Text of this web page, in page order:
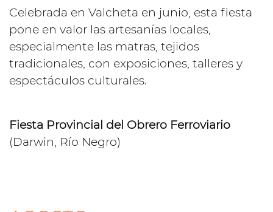
Celebrada en Valcheta en junio, esta fiesta
pone en valor las artesanías locales,
especialmente las matras, tejidos
tradicionales, con exposiciones, talleres y
espectáculos culturales.
Fiesta Provincial del Obrero Ferroviario
(Darwin, Río Negro)